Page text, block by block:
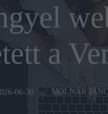
a
06-30 MOLNÁR